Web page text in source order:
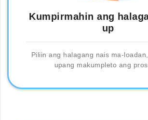
Kumpirmahin ang
up
Piliin ang halagang nais ma-
upang makumpleto ang